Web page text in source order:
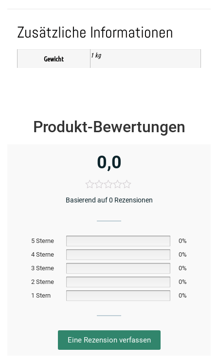
Zusätzliche Informationen
Gewicht 1 kg
Produkt-Bewertungen
0,0
Basierend auf 0 Rezensionen
5 Sterne
0%
4 Sterne
0%
3 Sterne
0%
2 Sterne
0%
1 Stern
0%
Eine Rezension verfassen